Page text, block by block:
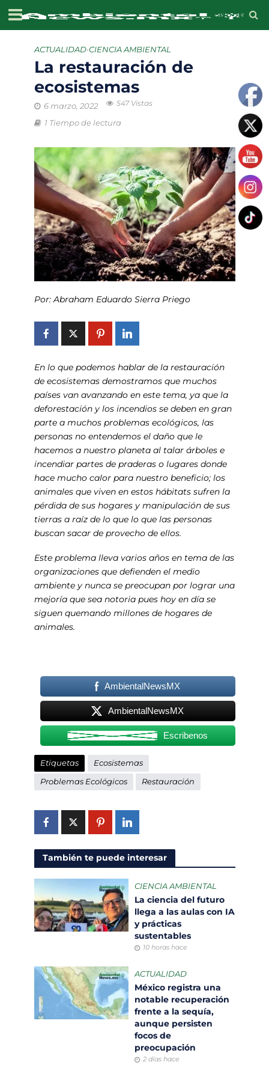
ACTUALIDAD•CIENCIA AMBIENTAL
La restauración de
ecosistemas
6 marzo, 2022 547 Vistas
1 Tiempo de lectura
Por: Abraham Eduardo Sierra Priego
En lo que podemos hablar de la restauración
de ecosistemas demostramos que muchos
países van avanzando en este tema, ya que la
deforestación y los incendios se deben en gran
parte a muchos problemas ecológicos, las
personas no entendemos el daño que le
hacemos a nuestro planeta al talar árboles e
incendiar partes de praderas o lugares donde
hace mucho calor para nuestro beneficio; los
animales que viven en estos hábitats sufren la
pérdida de sus hogares y manipulación de sus
tierras a raíz de lo que lo que las personas
buscan sacar de provecho de ellos.
Este problema lleva varios años en tema de las
organizaciones que defienden el medio
ambiente y nunca se preocupan por lograr una
mejoría que sea notoria pues hoy en día se
siguen quemando millones de hogares de
animales.
AmbientalNewsMX
AmbientalNewsMX
Escribenos
Etiquetas Ecosistemas
Problemas Ecológicos Restauración
También te puede interesar
CIENCIA AMBIENTAL
La ciencia del futuro
llega a las aulas con IA
y prácticas
sustentables
10 horas hace
ACTUALIDAD
México registra una
notable recuperación
frente a la sequía,
aunque persisten
focos de
preocupación
2 días hace